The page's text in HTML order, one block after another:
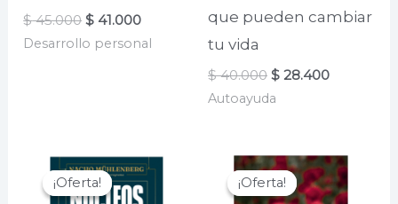
$45.000 El
original
$ 41.000El
precio
actual
Desarrollo personal
que pueden cambiar
tu vida
$40.000 El
original
$ 28.400El
Autoayuda
¡Oferta!
¡Oferta! ¡Oferta!
¡Oferta!